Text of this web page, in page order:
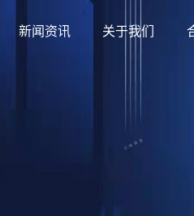
新闻资讯 关于我们